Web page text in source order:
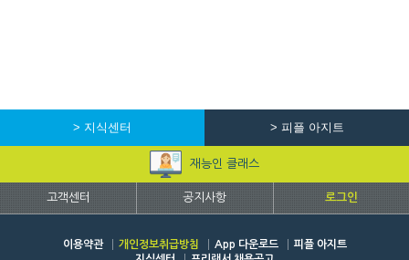
> 지식센터 > 피플 아지트
재능인 클래스
고객센터 공지사항 로그인
이용약관 개인정보취급방침 App 다운로드
피플 아지트